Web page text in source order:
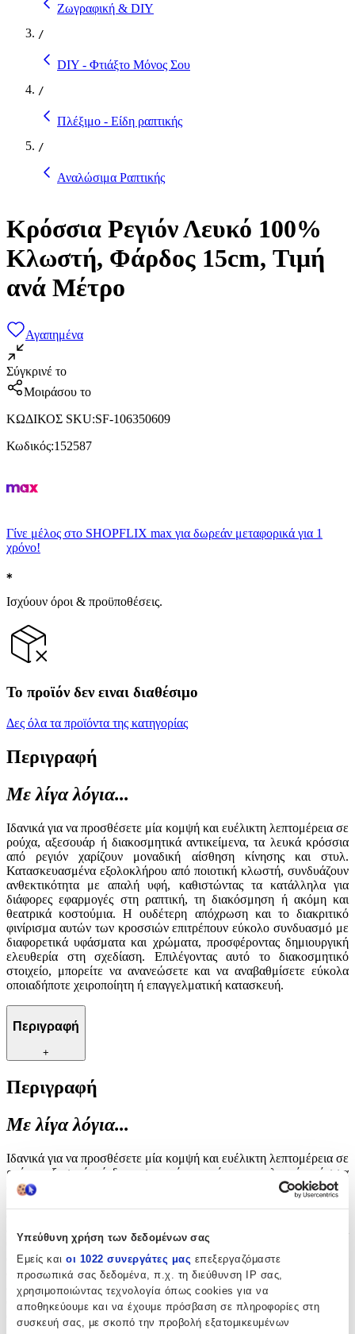
Υπεύθυνη χρήση των δεδομένων σας
Εμείς και οι 1022 συνεργάτες μας επεξεργαζόμαστε
προσωπικά σας δεδομένα, π.χ. τη διεύθυνση IP σας,
χρησιμοποιώντας τεχνολογία όπως cookies για να
αποθηκεύουμε και να έχουμε πρόσβαση σε πληροφορίες στη
συσκευή σας, με σκοπό την προβολή εξατομικευμένων
Ζωγραφική & DIY
/
DIY - Φτιάξτο Μόνος Σου
/
Πλέξιμο - Είδη ραπτικής
/
Αναλώσιμα Ραπτικής
Κρόσσια Ρεγιόν Λευκό 100%
Κλωστή, Φάρδος 15cm, Τιμή
ανά Μέτρο
Αγαπημένα
Σύγκρινέ το
Μοιράσου το
ΚΩΔΙΚΟΣ SKU:SF-106350609
Κωδικός:152587
Γίνε μέλος στο SHOPFLIX max για δωρεάν μεταφορικά για 1
χρόνο!
Ισχύουν όροι & προϋποθέσεις.
Το προϊόν δεν ειναι διαθέσιμο
Δες όλα τα προϊόντα της κατηγορίας
Περιγραφή
Με λίγα λόγια...
Ιδανικά για να προσθέσετε μία κομψή και ευέλικτη λεπτομέρεια σε
ρούχα, αξεσουάρ ή διακοσμητικά αντικείμενα, τα λευκά κρόσσια
από ρεγιόν χαρίζουν μοναδική αίσθηση κίνησης και στυλ.
Κατασκευασμένα εξολοκλήρου από ποιοτική κλωστή, συνδυάζουν
ανθεκτικότητα με απαλή υφή, καθιστώντας τα κατάλληλα για
διάφορες εφαρμογές στη ραπτική, τη διακόσμηση ή ακόμη και
θεατρικά κοστούμια. Η ουδέτερη απόχρωση και το διακριτικό
φινίρισμα αυτών των κροσσιών επιτρέπουν εύκολο συνδυασμό με
διαφορετικά υφάσματα και χρώματα, προσφέροντας δημιουργική
ελευθερία στη σχεδίαση. Επιλέγοντας αυτό το διακοσμητικό
στοιχείο, μπορείτε να ανανεώσετε και να αναβαθμίσετε εύκολα
οποιαδήποτε χειροποίητη ή επαγγελματική κατασκευή.
Περιγραφή
+
Περιγραφή
Με λίγα λόγια...
Ιδανικά για να προσθέσετε μία κομψή και ευέλικτη λεπτομέρεια σε
ρούχα, αξεσουάρ ή διακοσμητικά αντικείμενα, τα λευκά κρόσσια
από ρεγιόν χαρίζουν μοναδική αίσθηση κίνησης και στυλ.
Κατασκευασμένα εξολοκλήρου από ποιοτική κλωστή, συνδυάζουν
διάφορες εφαρμογές στη ραπτική, τη διακόσμηση ή ακόμη και
θεατρικά κοστούμια. Η ουδέτερη απόχρωση και το διακριτικό
φινίρισμα αυτών των κροσσιών επιτρέπουν εύκολο συνδυασμό με
διαφορετικά υφάσματα και χρώματα, προσφέροντας δημιουργική
ελευθερία στη σχεδίαση. Επιλέγοντας αυτό το διακοσμητικό
στοιχείο, μπορείτε να ανανεώσετε και να αναβαθμίσετε εύκολα
οποιαδήποτε χειροποίητη ή επαγγελματική κατασκευή.